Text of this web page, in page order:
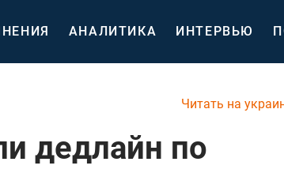
АНАЛИТИКА ИНТЕРВЬЮ
Читать на
дедлайн по